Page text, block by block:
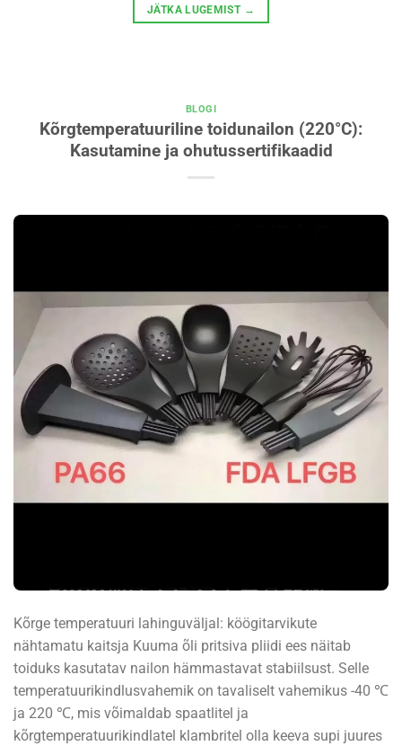
JÄTKA LUGEMIST →
BLOGI
Kõrgtemperatuuriline toidunailon (220°C):
Kasutamine ja ohutussertifikaadid
Kõrge temperatuuri lahinguväljal: köögitarvikute
nähtamatu kaitsja Kuuma õli pritsiva pliidi ees näitab
toiduks kasutatav nailon hämmastavat stabiilsust. Selle
temperatuurikindlusvahemik on tavaliselt vahemikus -40 ℃
ja 220 ℃, mis võimaldab spaatlitel ja
kõrgtemperatuurikindlatel klambritel olla keeva supi juures